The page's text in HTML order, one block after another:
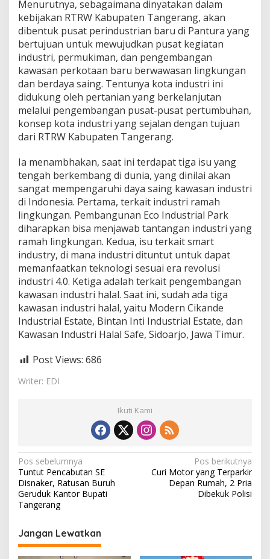
Menurutnya, sebagaimana dinyatakan dalam
kebijakan RTRW Kabupaten Tangerang, akan
dibentuk pusat perindustrian baru di Pantura yang
bertujuan untuk mewujudkan pusat kegiatan
industri, permukiman, dan pengembangan
kawasan perkotaan baru berwawasan lingkungan
dan berdaya saing. Tentunya kota industri ini
didukung oleh pertanian yang berkelanjutan
melalui pengembangan pusat-pusat pertumbuhan,
konsep kota industri yang sejalan dengan tujuan
dari RTRW Kabupaten Tangerang.
Ia menambhakan, saat ini terdapat tiga isu yang
tengah berkembang di dunia, yang dinilai akan
sangat mempengaruhi daya saing kawasan industri
di Indonesia. Pertama, terkait industri ramah
lingkungan. Pembangunan Eco Industrial Park
diharapkan bisa menjawab tantangan industri yang
ramah lingkungan. Kedua, isu terkait smart
industry, di mana industri dituntut untuk dapat
memanfaatkan teknologi sesuai era revolusi
industri 4.0. Ketiga adalah terkait pengembangan
kawasan industri halal. Saat ini, sudah ada tiga
kawasan industri halal, yaitu Modern Cikande
Industrial Estate, Bintan Inti Industrial Estate, dan
Kawasan Industri Halal Safe, Sidoarjo, Jawa Timur.
Post Views: 686
Writer: EDI
Ikuti Kami
N
a
v
i
g
a
Pos sebelumnya
Tuntut Pencabutan SE
Disnaker, Ratusan Buruh
Geruduk Kantor Bupati
Tangerang
Pos berikutnya
Curi Motor yang Terparkir
Depan Rumah, 2 Pria
Dibekuk Polisi
Jangan Lewatkan